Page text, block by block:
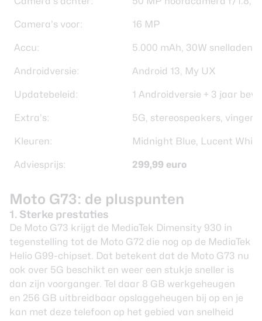
Camera’s voor: 16 MP
Accu: 5.000 mAh, 30W snelladen
Androidversie: Android 13, My UX
Updatebeleid: 1 Androidversie + 3 jaar
Extra’s: 5G, stereospeakers,
Kleuren: Midnight Blue, Lucent White
Adviesprijs: 299,99 euro
Moto G73: de pluspunten
1. Sterke prestaties
De Moto G73 krijgt de MediaTek Dimensity 930 in
tegenstelling tot de Moto G72 die nog op de MediaTek
Helio G99-chipset. Dat betekent dat de Moto G73 nu
ook over 5G beschikt en weer een stukje sneller is
dan zijn voorganger. Tel daar 8 GB werkgeheugen
en 256 GB uitbreidbaar opslaggeheugen bij op en je
kan met deze telefoon op het gebied van snelheid